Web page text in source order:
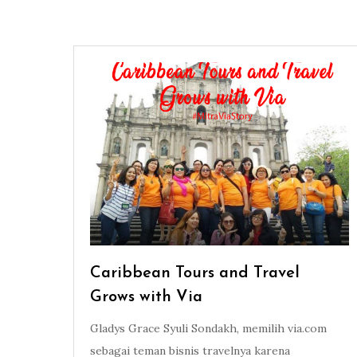
Caribbean Tours and Travel
Grows with Via
Gladys Grace Syuli Sondakh, memilih via.com
sebagai teman bisnis travelnya karena